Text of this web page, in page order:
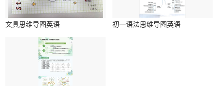
文具思维导图英语 初一语法思维导图英语